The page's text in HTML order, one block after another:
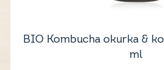
BIO Kombucha okurka &
ml